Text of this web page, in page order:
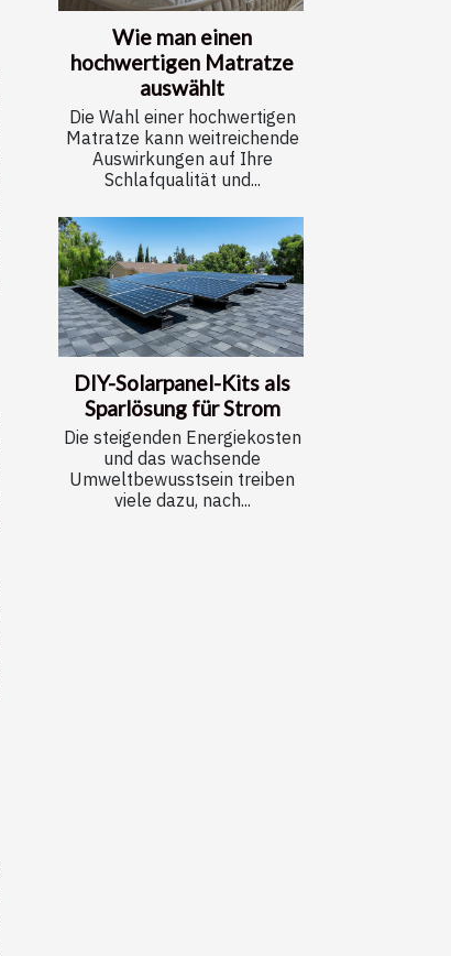
Wie man einen
hochwertigen Matratze
auswählt
Die Wahl einer hochwertigen
Matratze kann weitreichende
Auswirkungen auf Ihre
Schlafqualität und...
DIY-Solarpanel-Kits als
Sparlösung für Strom
Die steigenden Energiekosten
und das wachsende
Umweltbewusstsein treiben
viele dazu, nach...